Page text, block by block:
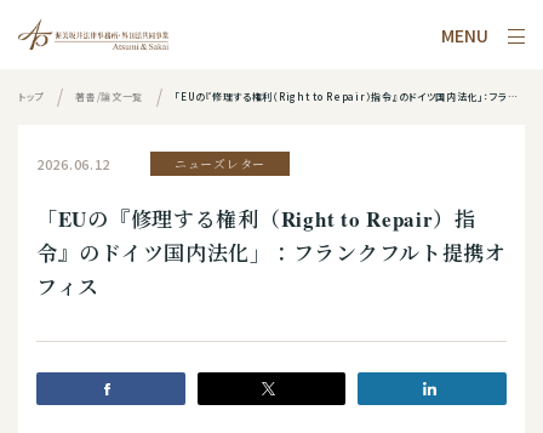
MENU
トップ 著書/論文一覧 「EUの『修理する権利（Right to Repair）指令』のドイツ国内法化」：フランクフルト提携オフィス
2026.06.12 ニューズレター
「EUの『修理する権利（Right to Repair）指
令』のドイツ国内法化」：フランクフルト提携オ
フィス